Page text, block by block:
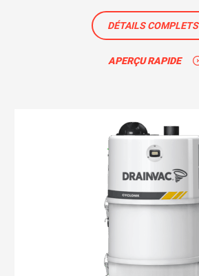
DÉTAILS COMPLETS
APERÇU RAPIDE